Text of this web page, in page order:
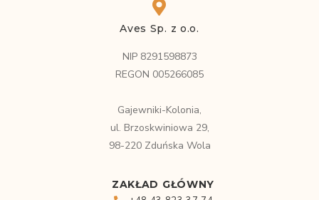
Aves Sp. z o.o.
NIP 8291598873
REGON 005266085
Gajewniki-Kolonia,
ul. Brzoskwiniowa 29,
98-220 Zduńska Wola
ZAKŁAD GŁÓWNY